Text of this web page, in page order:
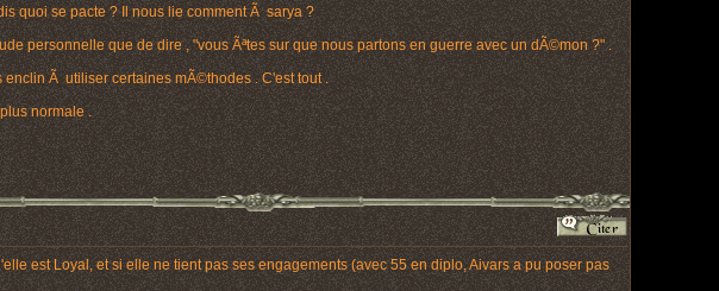
quoi se pacte ? Il nous lie comment Ã sarya ?
personnelle que de dire , "vous Ãªtes sur que nous partons en guerre avec un dÃ©mon ?" .
Ã utiliser certaines mÃ©thodes . C'est tout .
normale .
est Loyal, et si elle ne tient pas ses engagements (avec 55 en diplo, Aivars a pu poser pas